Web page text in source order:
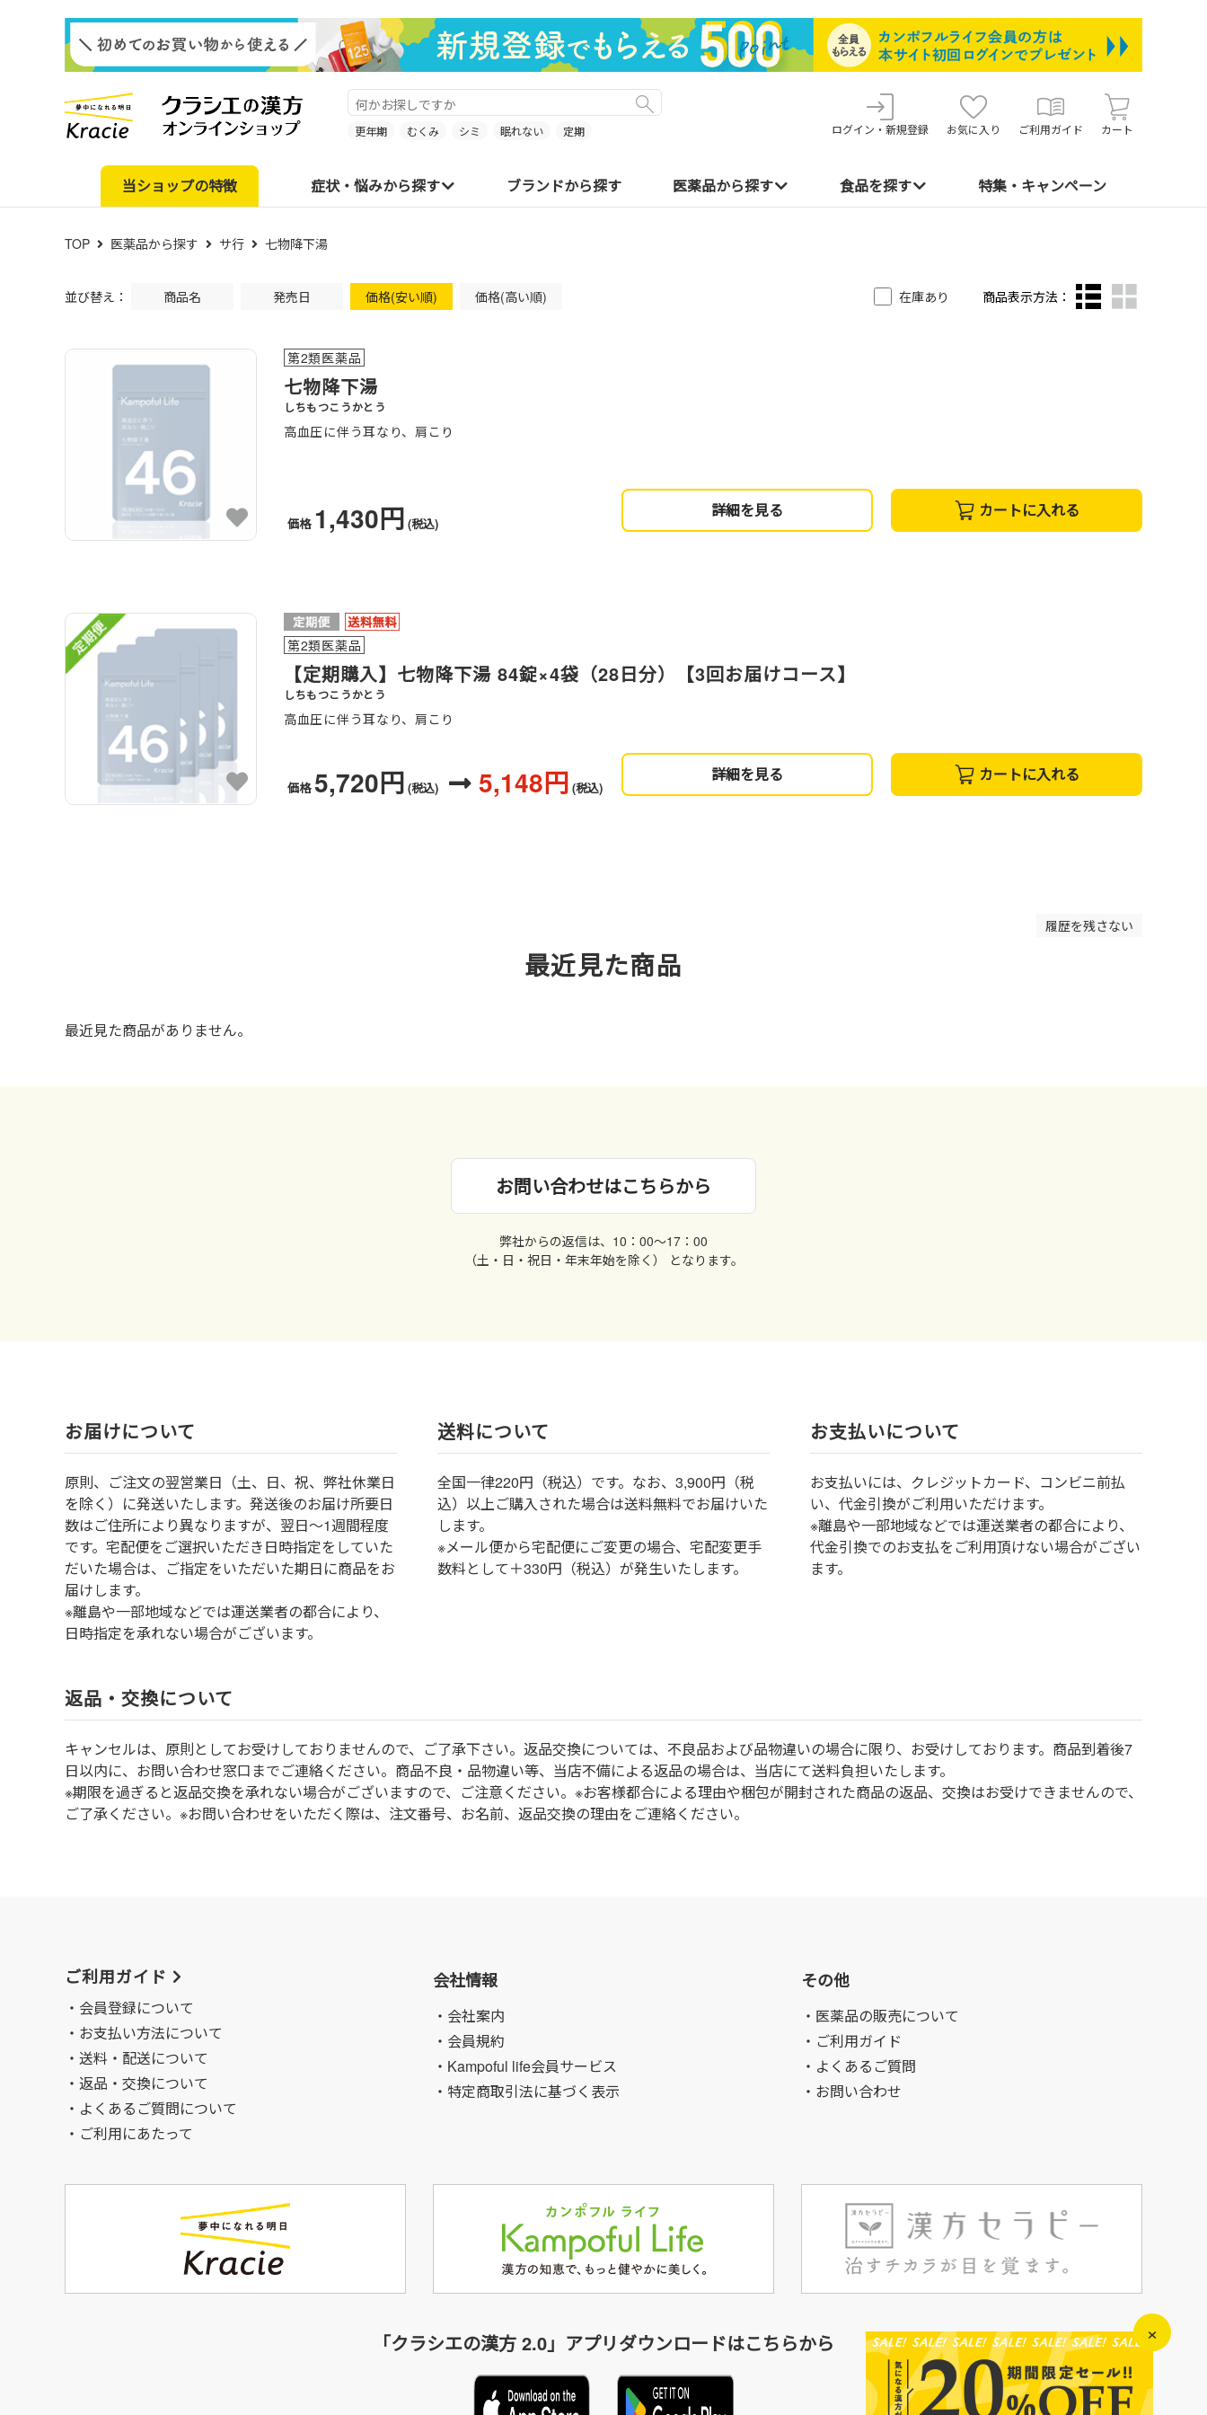
更年期 むくみ シミ 眠れない 定期 ログイン・新規登録 お気に入り ご利用ガイド カート
当ショップの特徴 症状・悩みから探す ブランドから探す 医薬品から探す 食品を探す 特集・キャンペーン
TOP 医薬品から探す サ行 七物降下湯
並び替え： 商品名 発売日 価格(安い順) 価格(高い順) 在庫あり 商品表示方法：
第2類医薬品
七物降下湯
しちもつこうかとう
高血圧に伴う耳なり、肩こり
価格 1,430円 (税込)
詳細を見る カートに入れる
第2類医薬品
【定期購入】七物降下湯 84錠×4袋（28日分）【3回お届けコース】
しちもつこうかとう
高血圧に伴う耳なり、肩こり
価格 5,720円 (税込) 5,148円 (税込)
詳細を見る カートに入れる
履歴を残さない
最近見た商品
最近見た商品がありません。
お問い合わせはこちらから
弊社からの返信は、10：00〜17：00
（土・日・祝日・年末年始を除く） となります。
お届けについて
原則、ご注文の翌営業日（土、日、祝、弊社休業日
を除く）に発送いたします。発送後のお届け所要日
数はご住所により異なりますが、翌日～1週間程度
です。宅配便をご選択いただき日時指定をしていた
だいた場合は、ご指定をいただいた期日に商品をお
届けします。
※離島や一部地域などでは運送業者の都合により、
日時指定を承れない場合がございます。
送料について
全国一律220円（税込）です。なお、3,900円（税
込）以上ご購入された場合は送料無料でお届けいた
します。
※メール便から宅配便にご変更の場合、宅配変更手
数料として＋330円（税込）が発生いたします。
お⽀払いについて
お⽀払いには、クレジットカード、コンビニ前払
い、代金引換がご利用いただけます。
※離島や一部地域などでは運送業者の都合により、
代金引換でのお支払をご利用頂けない場合がござい
ます。
返品・交換について
キャンセルは、原則としてお受けしておりませんので、ご了承下さい。返品交換については、不良品および品物違いの場合に限り、お受けしております。商品到着後7
⽇以内に、お問い合わせ窓⼝までご連絡ください。商品不良・品物違い等、当店不備による返品の場合は、当店にて送料負担いたします。
※期限を過ぎると返品交換を承れない場合がございますので、ご注意ください。※お客様都合による理由や梱包が開封された商品の返品、交換はお受けできませんので、
ご了承ください。※お問い合わせをいただく際は、注文番号、お名前、返品交換の理由をご連絡ください。
ご利用ガイド
会員登録について
お支払い方法について
送料・配送について
返品・交換について
よくあるご質問について
ご利用にあたって
会社情報
・会社案内
・会員規約
・Kampoful life会員サービス
・特定商取引法に基づく表示
その他
・医薬品の販売について
・ご利用ガイド
・よくあるご質問
・お問い合わせ
「クラシエの漢方 2.0」アプリダウンロードはこちらから ×